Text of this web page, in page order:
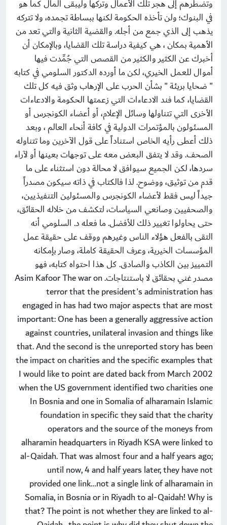
وتضطرهم إلى هجر تلك الأعمال وتركها وليبقى المال كما هو
في البنوك؛ ولن تأخذه الحكومة لكنها ببساطة تجمده، ولا تتركه
يذهب إلى الذي جمع من أجله. والقضية الثانية والتي تعد من
الأهمية بمكان ، هي كيفية دراسة تلك القضايا، وبالإمكان أن
أخبرك عن الكثير والكثير من القصص التي جُمِّدت فيها
أموال للعمل الخيري، لكن ما أورده الدكتور السلومي في كتابه
" ضحايا بريئة " بشأن الحرب على الإرهاب وثق فيه كل تلك
القضايا، كما فند الادعاءات التي زعمتها الحكومة والادعاءات
الأخرى التي تتناولها وسائل الإعلام، أو أعضاء الكونجرس أو
المسئولون بالمؤتمرات الدولية في كافة أنحاء العالم ، وبعد
ذلك أعطى رأيه الخاص استناداً على قول الآخرين وما تتناوله
الصحف. وقد لا يتفق البعض معه على توجهات بعينها أو لآراء
سردها، لكن الجميع سيوافق لا محالة دون استثناء على ما
قدم من توثيق، ووضوح. لذا فالكتاب في ذاته سيكون مصدراً
جيداً ليس فقط لأعضاء الكونجرس والمسئولين التنفيذيين،
والصحفيين وصانعي السياسات، لتكشف من خلاله الحقائق،
حتى يحاولوا تغيير ذلك للأفضل. ما فعله د. السلومي أنه
التقى بالفعل هؤلاء الناس وغيرهم ووقف على حقيقة عمل
المؤسسات الخيرية، وعرف الحقيقة كاملة، وصار بإمكانه
التمييز بين الكاذب والصادق. كل هذا احتواه كتابه، فهو
مصدر غني بحقائق لا باستنتاجات. Asim Kafoor The war on
terror that the president's administration has
engaged in has had two major aspects that are most
important: One has been a generally aggressive action
against countries, unilateral invasion and things like
that. And the second is the unreported story has been
the impact on charities and the specific examples that
I would like to point are dated back from March 2002
when the US government identified two charities one
In Bosnia and one in Somalia of alharamain Islamic
foundation in specific they said that the charity
operators and the source of the moneys from
alharamin headquarters in Riyadh KSA were linked to
al-Qaidah. That was almost four and a half years ago;
until now, 4 and half years later, they have not
provided one link…not a single link of alharamain in
Somalia, in Bosnia or in Riyadh to al-Qaidah! Why is
that? The point is not whether they are linked to al-